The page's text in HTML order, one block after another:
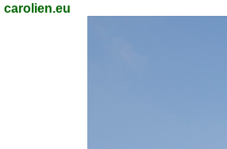
carolien.eu